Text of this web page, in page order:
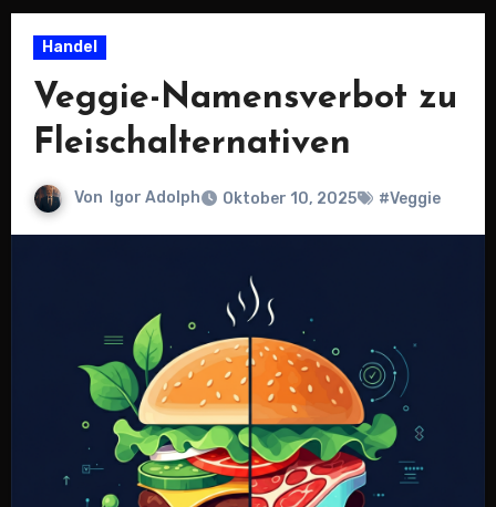
Handel
Veggie-Namensverbot zu
Fleischalternativen
Von Igor Adolph Oktober 10, 2025 #Veggie